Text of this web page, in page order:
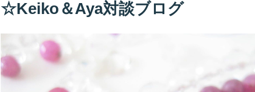
ゲ
し
よ
う！
☆Keiko＆Aya対談ブログ